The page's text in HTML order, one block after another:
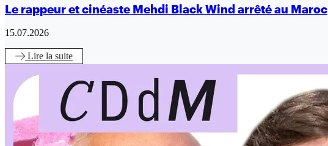
Le rappeur et cinéaste Mehdi Black Wind arrêté au Maroc
15.07.2026
Lire la suite